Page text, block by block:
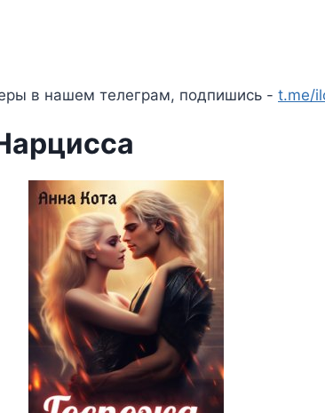
в нашем телеграм, подпишись - t.me/